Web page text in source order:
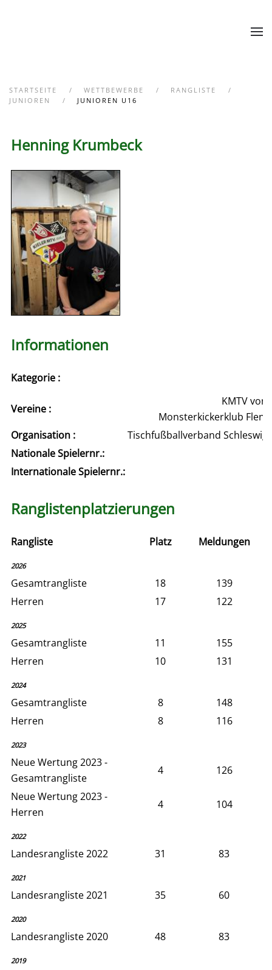
STARTSEITE WETTBEWERBE
RANGLISTE
JUNIOREN
JUNIOREN U16
Henning Krumbeck
Informationen
Kategorie :
Vereine :
KMTV von
Monsterkickerklub
Organisation :
Tischfußballverband
Nationale Spielernr.:
Internationale Spielernr.:
Ranglistenplatzierungen
Rangliste Platz Meldungen
2026
Gesamtrangliste 18
139
Herren
17 122
2025
Gesamtrangliste 11
155
Herren
10 131
2024
Gesamtrangliste 8
148
Herren
8 116
2023
Neue Wertung 2023 -
Gesamtrangliste
4
126
Neue Wertung 2023 -
Herren
4 104
2022
Landesrangliste 2022 31 83
2021
Landesrangliste 2021 35 60
2020
Landesrangliste 2020 48 83
2019